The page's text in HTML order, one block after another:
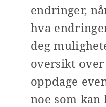
endringer,
hva
deg
oversikt
oppdage
noe som